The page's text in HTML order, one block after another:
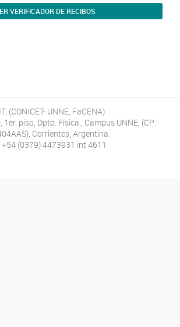
VERIFICADOR DE RECIBOS
(CONICET- UNNE, FaCENA)
piso, Dpto. Física., Campus UNNE, (CP:
Corrientes, Argentina.
+54 (0379) 4473931 int 4611